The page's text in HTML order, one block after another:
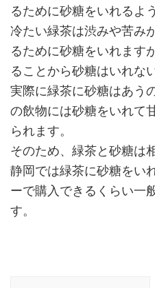
るために砂糖をいれるよ
冷たい緑茶は渋みや苦み
るために砂糖をいれます
ることから砂糖はいれな
実際に緑茶に砂糖はあう
の飲物には砂糖をいれて
られます。
そのため、緑茶と砂糖は
静岡では緑茶に砂糖をい
ーで購入できるくらい一
す。